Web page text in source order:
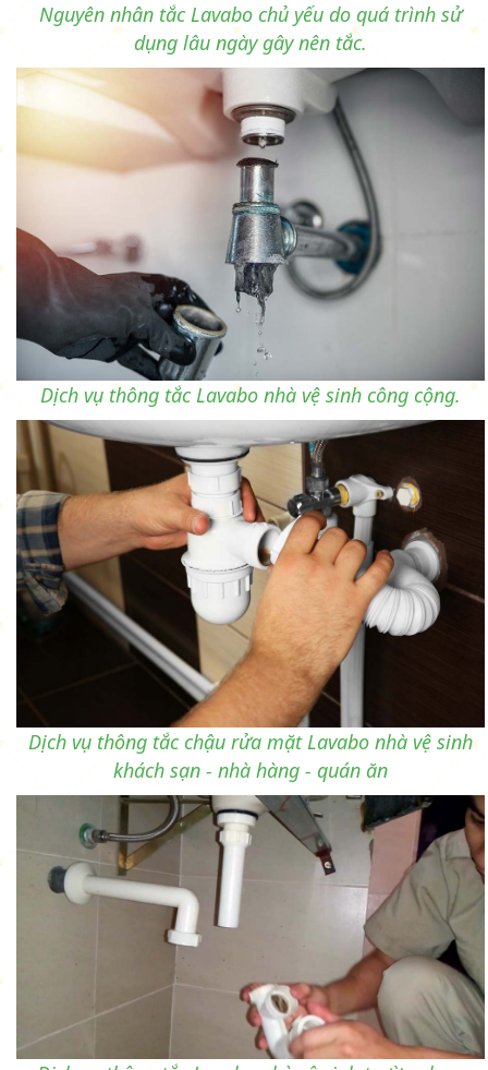
Nguyên nhân tắc Lavabo chủ yếu do quá trình sử
dụng lâu ngày gây nên tắc.
Dịch vụ thông tắc Lavabo nhà vệ sinh công cộng.
Dịch vụ thông tắc chậu rửa mặt Lavabo nhà vệ sinh
khách sạn - nhà hàng - quán ăn